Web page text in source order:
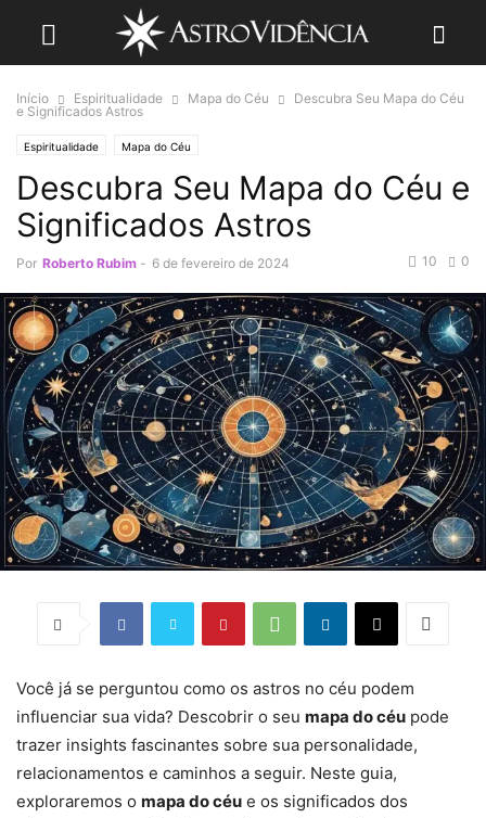
Início Espiritualidade Mapa do Céu
Descubra Seu Mapa do Céu
e Significados Astros
Espiritualidade Mapa do Céu
Descubra Seu Mapa do Céu e
Significados Astros
Por Roberto Rubim - 6 de fevereiro de 2024 0
10
Você já se perguntou como os astros no céu podem
influenciar sua vida? Descobrir o seu mapa do céu pode
trazer insights fascinantes sobre sua personalidade,
relacionamentos e caminhos a seguir. Neste guia,
exploraremos o mapa do céu e os significados dos